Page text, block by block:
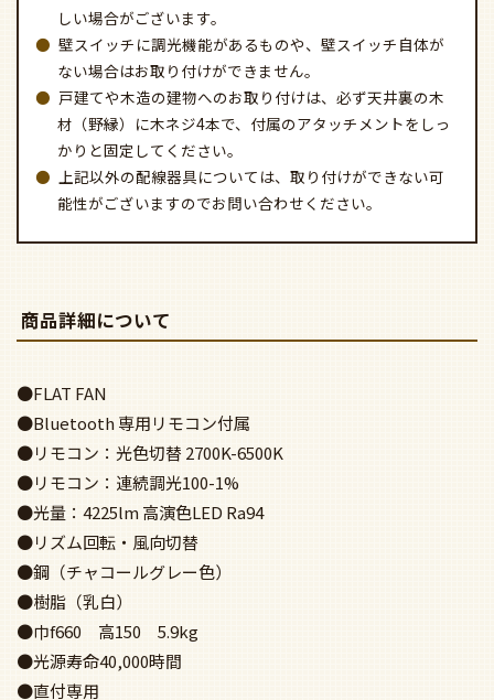
しい場合がございます。
壁スイッチに調光機能があるものや、壁スイッチ自体が
ない場合はお取り付けができません。
戸建てや木造の建物へのお取り付けは、必ず天井裏の木
材（野縁）に木ネジ4本で、付属のアタッチメントをしっ
かりと固定してください。
上記以外の配線器具については、取り付けができない可
能性がございますのでお問い合わせください。
商品詳細について
●FLAT FAN
●Bluetooth 専用リモコン付属
●リモコン：光色切替 2700K-6500K
●リモコン：連続調光100-1%
●光量：4225lm 高演色LED Ra94
●リズム回転・風向切替
●鋼（チャコールグレー色）
●樹脂（乳白）
●巾f660 高150 5.9kg
●光源寿命40,000時間
●直付専用